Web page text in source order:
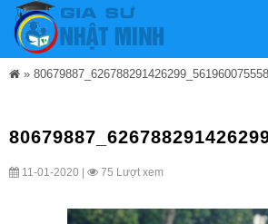
»
11-01-2020 | 75 Lượt xem